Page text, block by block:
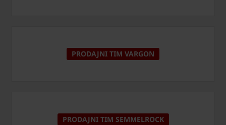
PRODAJNI TIM VARGON
PRODAJNI TIM SEMMELROCK